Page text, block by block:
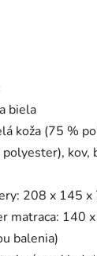
biela
koža (75 %
kov,
208 x 145 x
matraca: 140
balenia)